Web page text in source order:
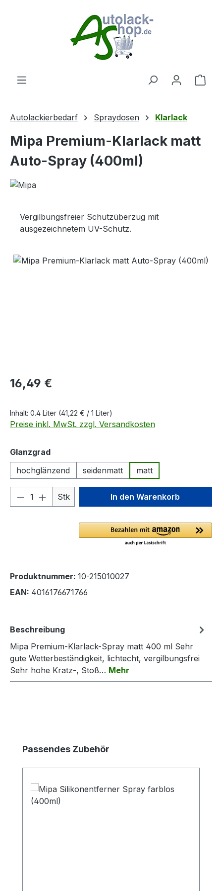
Autolackierbedarf Spraydosen Klarlack
Mipa Premium-Klarlack matt
Auto-Spray (400ml)
Vergilbungsfreier Schutzüberzug mit
ausgezeichnetem UV-Schutz.
Bildergalerie überspringen
Regulärer Preis:
16,49 €
Inhalt: 0.4 Liter (41,22 € / 1 Liter)
Preise inkl. MwSt. zzgl. Versandkosten
Glanzgradauswählen
hochglänzend
seidenmatt matt
Produkt Anzahl: Gib den
Stk In den Warenkorb
Produktnummer: 10-215010027
EAN: 4016176671766
Beschreibung
Mipa Premium-Klarlack-Spray matt 400 ml Sehr
gute Wetterbeständigkeit, lichtecht, vergilbungsfrei
Sehr hohe Kratz-, Stoß… Mehr
Produktgalerie überspringen
Passendes Zubehör